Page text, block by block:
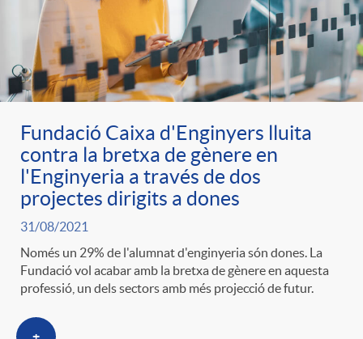
Fundació Caixa d'Enginyers lluita
contra la bretxa de gènere en
l'Enginyeria a través de dos
projectes dirigits a dones
31/08/2021
Només un 29% de l'alumnat d'enginyeria són dones. La
Fundació vol acabar amb la bretxa de gènere en aquesta
professió, un dels sectors amb més projecció de futur.